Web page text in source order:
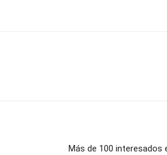
Más de 100 interesados